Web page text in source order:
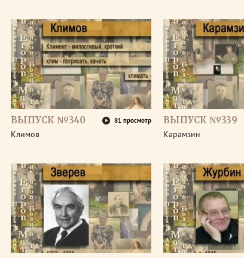
ВЫПУСК №340 81 просмотр
Климов
ВЫПУСК №339
Карамзин